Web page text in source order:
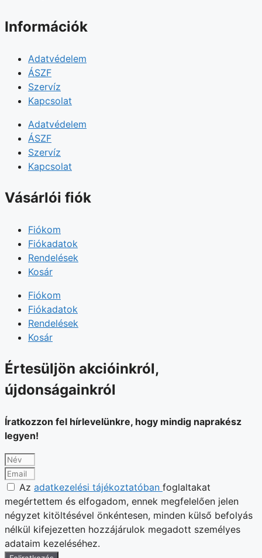
Információk
Adatvédelem
ÁSZF
Szervíz
Kapcsolat
Adatvédelem
ÁSZF
Szervíz
Kapcsolat
Vásárlói fiók
Fiókom
Fiókadatok
Rendelések
Kosár
Fiókom
Fiókadatok
Rendelések
Kosár
Értesüljön akcióinkról,
újdonságainkról
Íratkozzon fel hírlevelünkre, hogy mindig naprakész
legyen!
Az adatkezelési tájékoztatóban foglaltakat
megértettem és elfogadom, ennek megfelelően jelen
négyzet kitöltésével önkéntesen, minden külső befolyás
nélkül kifejezetten hozzájárulok megadott személyes
adataim kezeléséhez.